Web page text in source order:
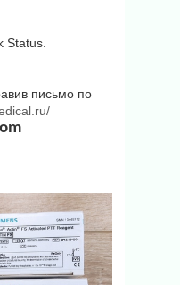
Status.
письмо по